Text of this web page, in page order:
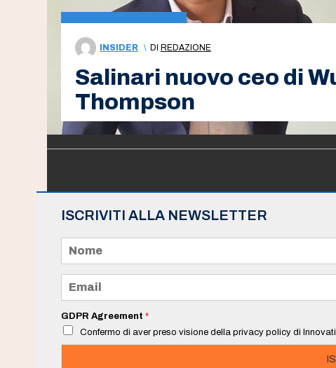
INSIDER \ DI REDAZIONE
Salinari nuovo ceo di
Thompson
ISCRIVITI ALLA NEWSLETTER
m
e
a
i
*
GDPR Agreement *
Confermo di aver preso visione della privacy policy di